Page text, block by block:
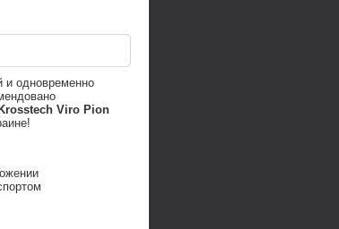
и одновременно
Viro Pion